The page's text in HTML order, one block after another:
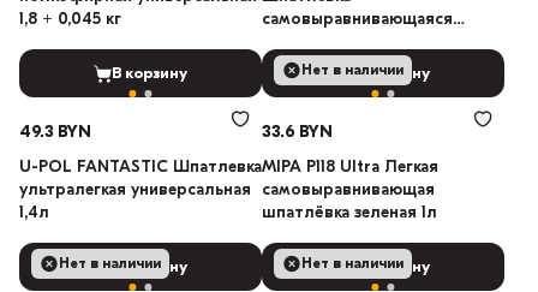
1,8 + 0,045 кг
В корзину
самовыравнивающаяся
В корзину
49.3 BYN
U-POL FANTASTIC Шпатлевка
ультралегкая универсальная
1,4л
В корзину
Нет в наличии
33.6 BYN
MIPA P118 Ultra Легкая
самовыравнивающая
шпатлёвка зеленая 1л
В корзину
Нет в наличии Нет в наличии